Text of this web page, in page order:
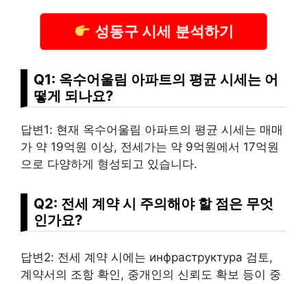
성동구 시세 분석하기
Q1: 옥수어울림 아파트의 평균 시세는 어
떻게 되나요?
답변1: 현재 옥수어울림 아파트의 평균 시세는 매매
가 약 19억원 이상, 전세가는 약 9억원에서 17억원
으로 다양하게 형성되고 있습니다.
Q2: 전세 계약 시 주의해야 할 점은 무엇
인가요?
답변2: 전세 계약 시에는 инфраструктура 검토,
계약서의 조항 확인, 중개인의 신뢰도 확보 등이 중